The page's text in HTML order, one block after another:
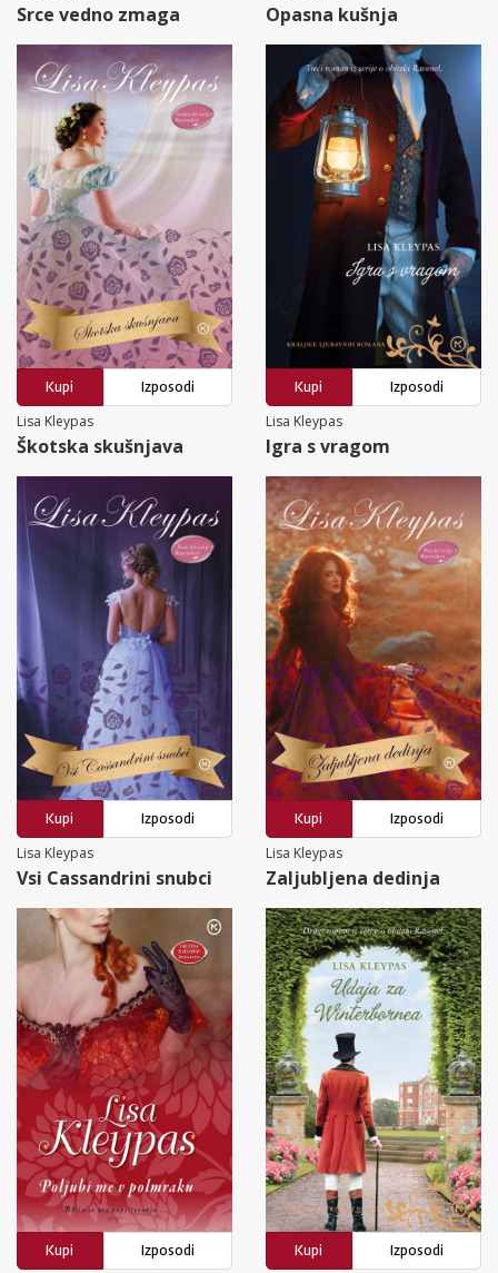
Srce vedno zmaga Opasna kušnja
Kupi
Izposodi
Lisa Kleypas
Škotska skušnjava
Kupi
Izposodi
Lisa Kleypas
Igra s vragom
Kupi
Izposodi
Lisa Kleypas
Vsi Cassandrini snubci
Kupi
Izposodi
Lisa Kleypas
Zaljubljena dedinja
Kupi
Izposodi
Kupi
Izposodi